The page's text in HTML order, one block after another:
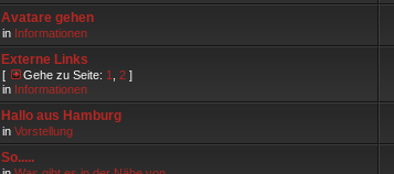
Avatare gehen
in Informationen
Externe Links
[ Gehe zu Seite: 1 2 ]
in Informationen
Hallo aus Hamburg
in Vorstellung
So.....